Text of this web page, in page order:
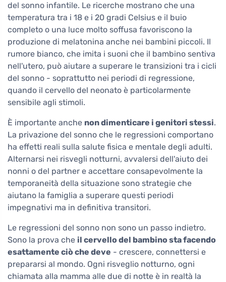
del sonno infantile. Le ricerche mostrano che una
temperatura tra i 18 e i 20 gradi Celsius e il buio
completo o una luce molto soffusa favoriscono la
produzione di melatonina anche nei bambini piccoli. Il
rumore bianco, che imita i suoni che il bambino sentiva
nell'utero, può aiutare a superare le transizioni tra i cicli
del sonno - soprattutto nei periodi di regressione,
quando il cervello del neonato è particolarmente
sensibile agli stimoli.
È importante anche non dimenticare i genitori stessi.
La privazione del sonno che le regressioni comportano
ha effetti reali sulla salute fisica e mentale degli adulti.
Alternarsi nei risvegli notturni, avvalersi dell'aiuto dei
nonni o del partner e accettare consapevolmente la
temporaneità della situazione sono strategie che
aiutano la famiglia a superare questi periodi
impegnativi ma in definitiva transitori.
Le regressioni del sonno non sono un passo indietro.
Sono la prova che il cervello del bambino sta facendo
esattamente ciò che deve - crescere, connettersi e
prepararsi al mondo. Ogni risveglio notturno, ogni
chiamata alla mamma alle due di notte è in realtà la